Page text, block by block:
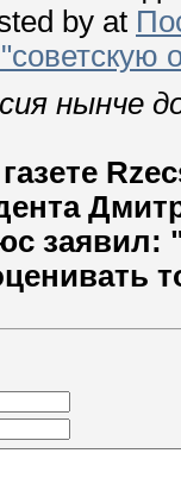
by at
нынче
заявил: